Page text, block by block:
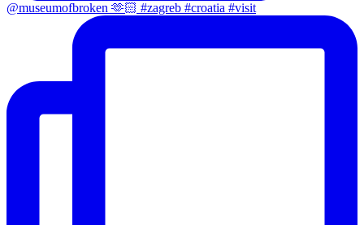
@museumofbroken 🫶🏻 #zagreb #croatia #visit